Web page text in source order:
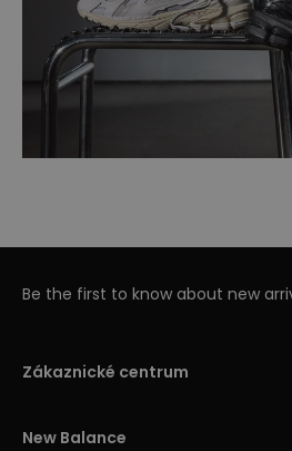
Be the first to know about new
Zákaznické centrum
New Balance